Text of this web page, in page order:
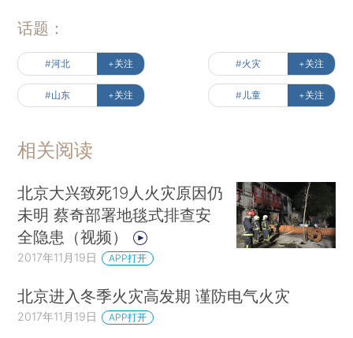
话题：
#河北 +关注 #火灾 +关注
#山东 +关注 #儿童 +关注
相关阅读
北京大兴致死19人火灾原因仍
未明 蔡奇部署地毯式排查安
全隐患（视频）
2017年11月19日 APP打开
北京进入冬季火灾高发期 谨防电气火灾
2017年11月19日 APP打开